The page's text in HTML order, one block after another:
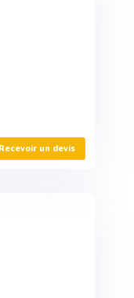
Recevoir un devis